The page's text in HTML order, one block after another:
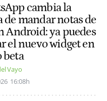
cambia la
de mandar notas de
Android: ya puedes
el nuevo widget en
beta
Vayo
16:08h